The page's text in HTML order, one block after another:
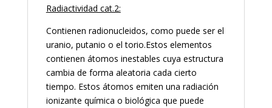
Radiactividad cat.2:
Contienen radionucleidos, como puede ser el
uranio, putanio o el torio.Estos elementos
contienen átomos inestables cuya estructura
cambia de forma aleatoria cada cierto
tiempo. Estos átomos emiten una radiación
ionizante química o biológica que puede